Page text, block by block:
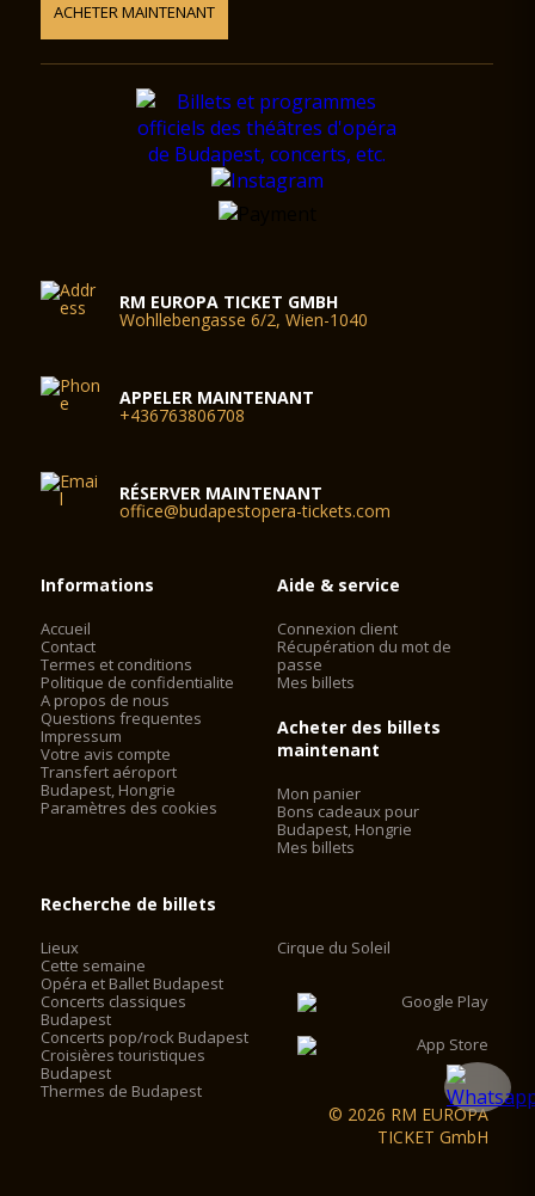
ACHETER MAINTENANT
RM EUROPA TICKET GMBH
Wohllebengasse 6/2, Wien-1040
APPELER MAINTENANT
+436763806708
RÉSERVER MAINTENANT
office@budapestopera-tickets.com
Informations
Accueil
Contact
Termes et conditions
Politique de confidentialite
A propos de nous
Questions frequentes
Impressum
Votre avis compte
Transfert aéroport
Budapest, Hongrie
Paramètres des cookies
Aide & service
Connexion client
Récupération du mot de
passe
Mes billets
Acheter des billets
maintenant
Mon panier
Bons cadeaux pour
Budapest, Hongrie
Mes billets
Recherche de billets
Lieux
Cette semaine
Opéra et Ballet Budapest
Concerts classiques
Budapest
Concerts pop/rock Budapest
Croisières touristiques
Budapest
Thermes de Budapest
Cirque du Soleil
© 2026 RM EUROPA
TICKET GmbH